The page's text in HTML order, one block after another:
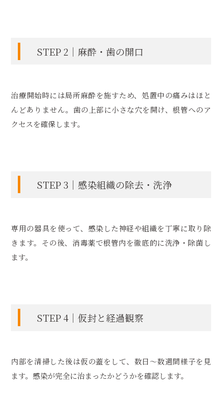
STEP 2｜麻酔・歯の開口
治療開始時には局所麻酔を施すため、処置中の痛みはほと
んどありません。歯の上部に小さな穴を開け、根管へのア
クセスを確保します。
STEP 3｜感染組織の除去・洗浄
専用の器具を使って、感染した神経や組織を丁寧に取り除
きます。その後、消毒薬で根管内を徹底的に洗浄・除菌し
ます。
STEP 4｜仮封と経過観察
内部を清掃した後は仮の蓋をして、数日〜数週間様子を見
ます。感染が完全に治まったかどうかを確認します。